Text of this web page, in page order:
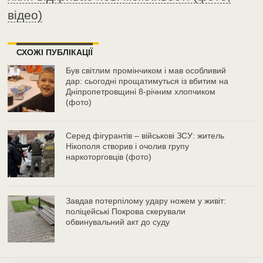
відео)
СХОЖІ ПУБЛІКАЦІЇ
Був світлим промінчиком і мав особливий
дар: сьогодні прощатимуться із вбитим на
Дніпропетровщині 8-річним хлопчиком
(фото)
Серед фігурантів – військові ЗСУ: житель
Нікополя створив і очолив групу
наркоторговців (фото)
Завдав потерпілому удару ножем у живіт:
поліцейські Покрова скерували
обвинувальний акт до суду